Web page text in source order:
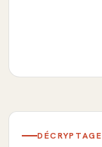
DÉCRYPTAGE